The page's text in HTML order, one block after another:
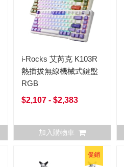
i-Rocks 艾芮克 K103R
熱插拔無線機械式鍵盤
RGB
$2,107 - $2,383
加入購物車
促銷